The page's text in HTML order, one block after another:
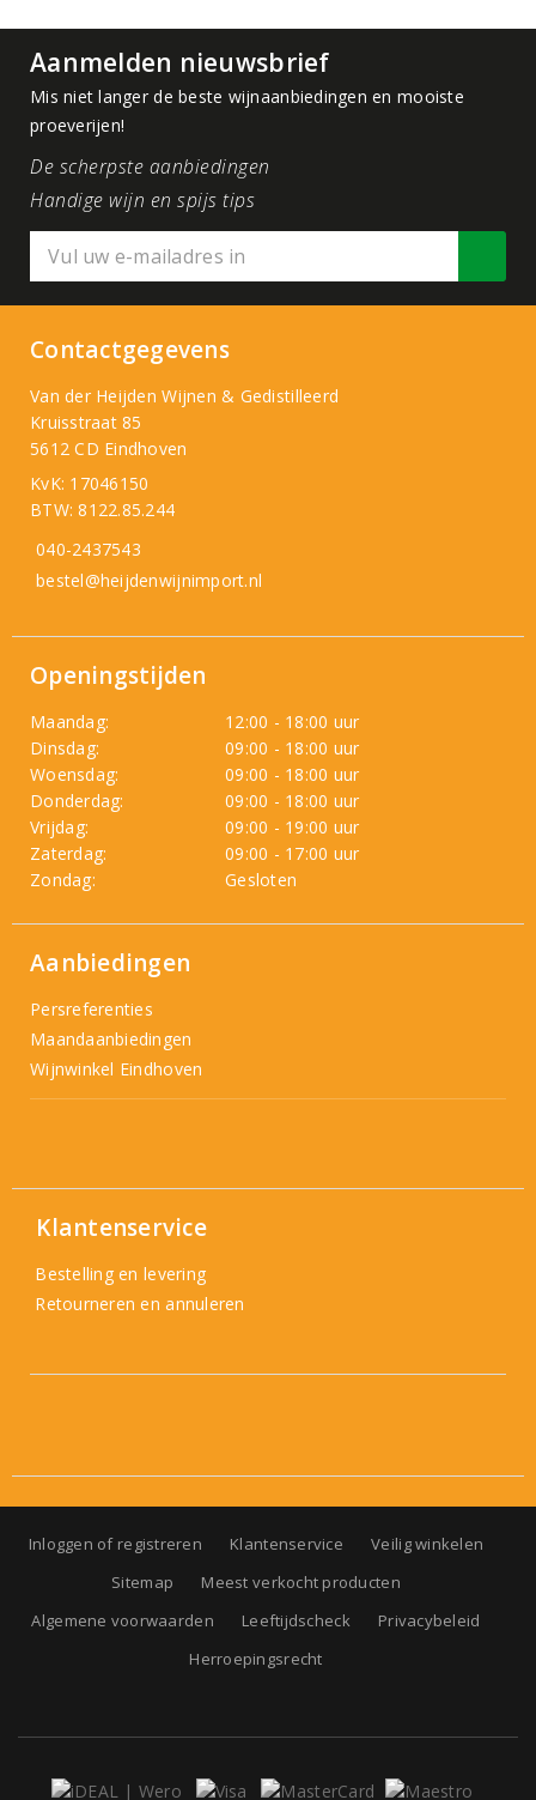
Aanmelden nieuwsbrief
Mis niet langer de beste wijnaanbiedingen en mooiste
proeverijen!
De scherpste aanbiedingen
Handige wijn en spijs tips
Contactgegevens
Van der Heijden Wijnen & Gedistilleerd
Kruisstraat 85
5612 CD Eindhoven
KvK: 17046150
BTW: 8122.85.244
040-2437543
bestel@heijdenwijnimport.nl
Openingstijden
Maandag:
12:00 - 18:00 uur
Dinsdag:
09:00 - 18:00 uur
Woensdag:
09:00 - 18:00 uur
Donderdag:
09:00 - 18:00 uur
Vrijdag:
09:00 - 19:00 uur
Zaterdag:
09:00 - 17:00 uur
Zondag:
Gesloten
Aanbiedingen
Persreferenties
Maandaanbiedingen
Wijnwinkel Eindhoven
Klantenservice
Bestelling en levering
Retourneren en annuleren
Inloggen of registreren Klantenservice
Veilig winkelen
Sitemap
Meest verkocht producten
Algemene voorwaarden
Leeftijdscheck
Privacybeleid
Herroepingsrecht